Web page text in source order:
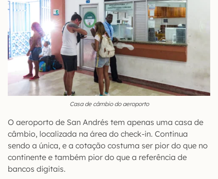
Casa de câmbio do aeroporto
O aeroporto de San Andrés tem apenas uma casa de
câmbio, localizada na área do check-in. Continua
sendo a única, e a cotação costuma ser pior do que no
continente e também pior do que a referência de
bancos digitais.